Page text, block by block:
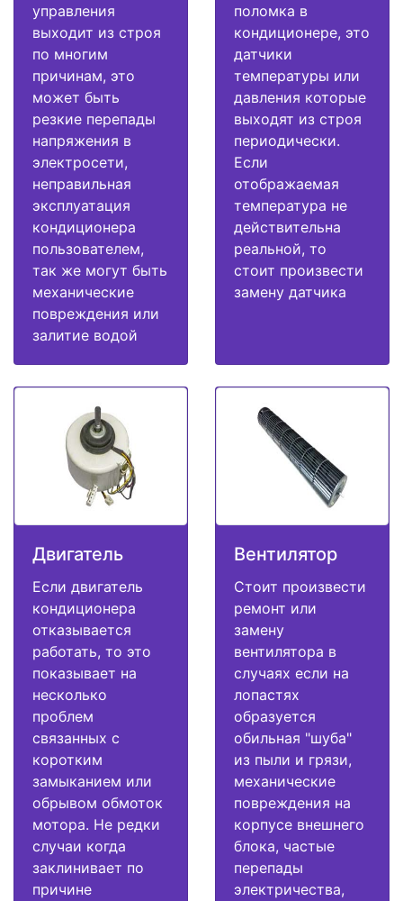
управления
выходит из строя
по многим
причинам, это
может быть
резкие перепады
напряжения в
электросети,
неправильная
эксплуатация
кондиционера
пользователем,
так же могут быть
механические
повреждения или
залитие водой
поломка в
кондиционере, это
датчики
температуры или
давления которые
выходят из строя
периодически.
Если
отображаемая
температура не
действительна
реальной, то
стоит произвести
замену датчика
Двигатель
Если двигатель
кондиционера
отказывается
работать, то это
показывает на
несколько
проблем
связанных с
коротким
замыканием или
обрывом обмоток
мотора. Не редки
случаи когда
заклинивает по
причине
Вентилятор
Стоит произвести
ремонт или
замену
вентилятора в
случаях если на
лопастях
образуется
обильная "шуба"
из пыли и грязи,
механические
повреждения на
корпусе внешнего
блока, частые
перепады
электричества,